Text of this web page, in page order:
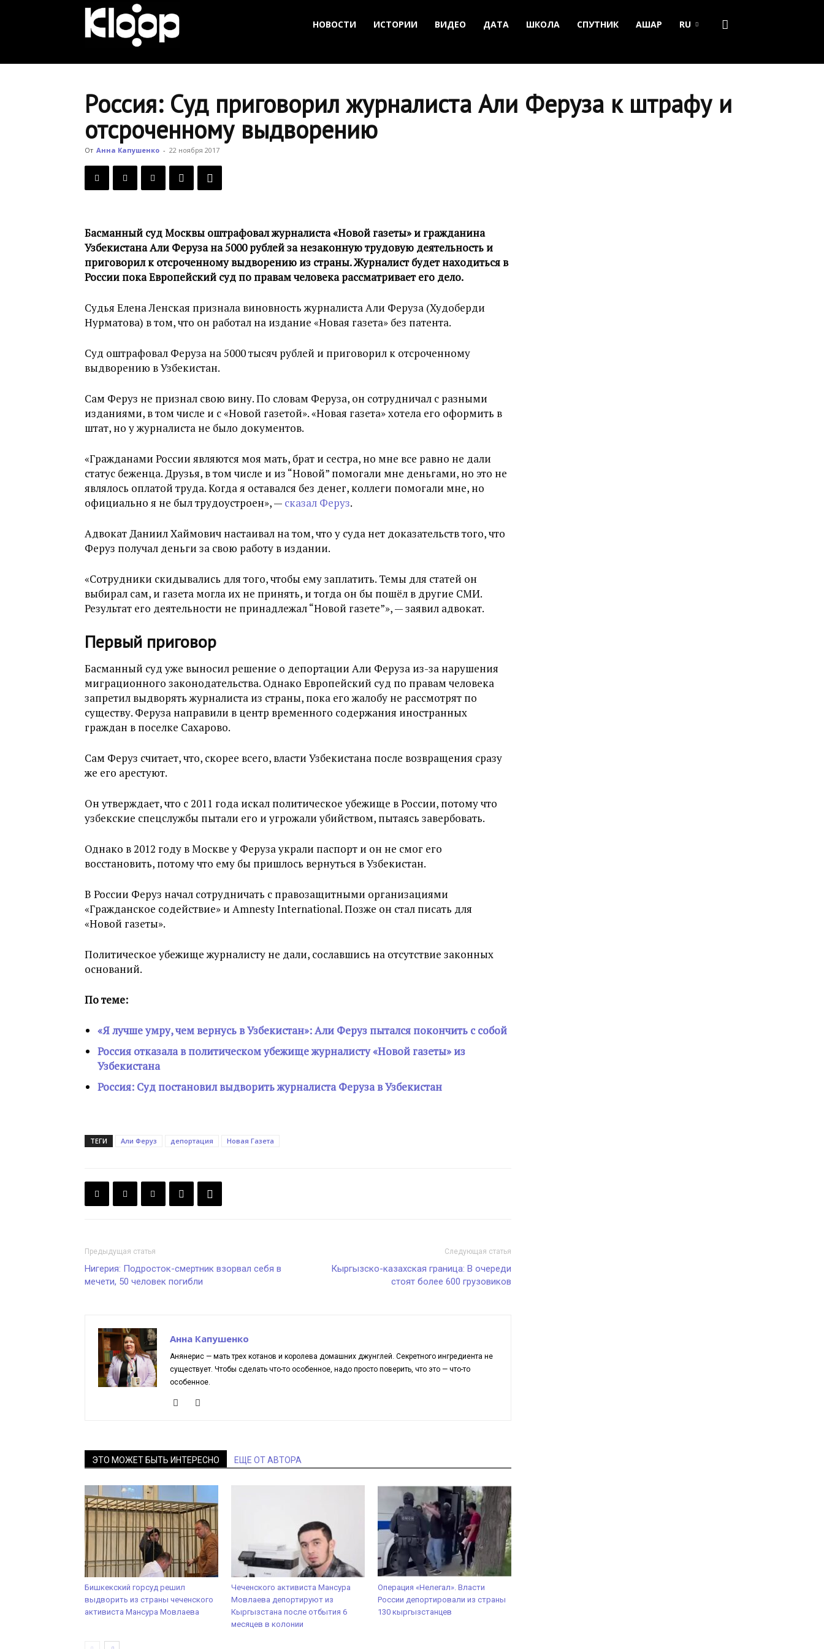
Новости
Кыргызстана
НОВОСТИ ИСТОРИИ ВИДЕО ДАТА ШКОЛА СПУТНИК АШАР RU
Россия: Суд приговорил журналиста Али Феруза к штрафу и
отсроченному выдворению
От Анна Капушенко - 22 ноября 2017
Басманный суд Москвы оштрафовал журналиста «Новой газеты» и гражданина
Узбекистана Али Феруза на 5000 рублей за незаконную трудовую деятельность и
приговорил к отсроченному выдворению из страны. Журналист будет находиться в
России пока Европейский суд по правам человека рассматривает его дело.
Судья Елена Ленская признала виновность журналиста Али Феруза (Худоберди
Нурматова) в том, что он работал на издание «Новая газета» без патента.
Суд оштрафовал Феруза на 5000 тысяч рублей и приговорил к отсроченному
выдворению в Узбекистан.
Сам Феруз не признал свою вину. По словам Феруза, он сотрудничал с разными
изданиями, в том числе и с «Новой газетой». «Новая газета» хотела его оформить в
штат, но у журналиста не было документов.
«Гражданами России являются моя мать, брат и сестра, но мне все равно не дали
статус беженца. Друзья, в том числе и из “Новой” помогали мне деньгами, но это не
являлось оплатой труда. Когда я оставался без денег, коллеги помогали мне, но
официально я не был трудоустроен», — сказал Феруз.
Адвокат Даниил Хаймович настаивал на том, что у суда нет доказательств того, что
Феруз получал деньги за свою работу в издании.
«Сотрудники скидывались для того, чтобы ему заплатить. Темы для статей он
выбирал сам, и газета могла их не принять, и тогда он бы пошёл в другие СМИ.
Результат его деятельности не принадлежал “Новой газете”», — заявил адвокат.
Первый приговор
Басманный суд уже выносил решение о депортации Али Феруза из-за нарушения
миграционного законодательства. Однако Европейский суд по правам человека
запретил выдворять журналиста из страны, пока его жалобу не рассмотрят по
существу. Феруза направили в центр временного содержания иностранных
граждан в поселке Сахарово.
Сам Феруз считает, что, скорее всего, власти Узбекистана после возвращения сразу
же его арестуют.
Он утверждает, что с 2011 года искал политическое убежище в России, потому что
узбекские спецслужбы пытали его и угрожали убийством, пытаясь завербовать.
Однако в 2012 году в Москве у Феруза украли паспорт и он не смог его
восстановить, потому что ему бы пришлось вернуться в Узбекистан.
В России Феруз начал сотрудничать с правозащитными организациями
«Гражданское содействие» и Amnesty International. Позже он стал писать для
«Новой газеты».
Политическое убежище журналисту не дали, сославшись на отсутствие законных
оснований.
По теме:
«Я лучше умру, чем вернусь в Узбекистан»: Али Феруз пытался покончить с собой
Россия отказала в политическом убежище журналисту «Новой газеты» из
Узбекистана
Россия: Суд постановил выдворить журналиста Феруза в Узбекистан
ТЕГИ Али Феруз депортация Новая Газета
Предыдущая статья
Нигерия: Подросток-смертник взорвал себя в
мечети, 50 человек погибли
Следующая статья
Кыргызско-казахская граница: В очереди
стоят более 600 грузовиков
Анна Капушенко
Анянерис — мать трех котанов и королева домашних джунглей. Секретного ингредиента не
существует. Чтобы сделать что-то особенное, надо просто поверить, что это — что-то
особенное.
ЭТО МОЖЕТ БЫТЬ ИНТЕРЕСНО ЕЩЕ ОТ АВТОРА
Бишкекский горсуд решил
выдворить из страны чеченского
активиста Мансура Мовлаева
Чеченского активиста Мансура
Мовлаева депортируют из
Кыргызстана после отбытия 6
месяцев в колонии
Операция «Нелегал». Власти
России депортировали из страны
130 кыргызстанцев